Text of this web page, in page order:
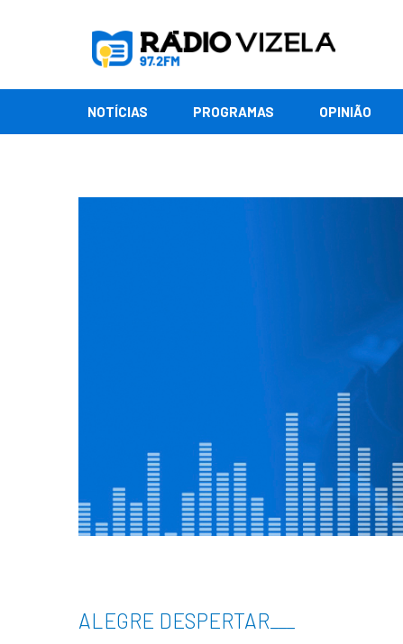
NOTÍCIAS PROGRAMAS OPINIÃO
ALEGRE DESPERTAR